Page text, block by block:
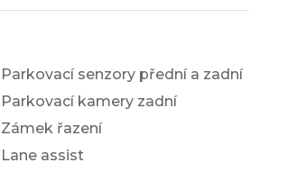
Parkovací senzory přední a zadní
Parkovací kamery zadní
Zámek řazení
Lane assist